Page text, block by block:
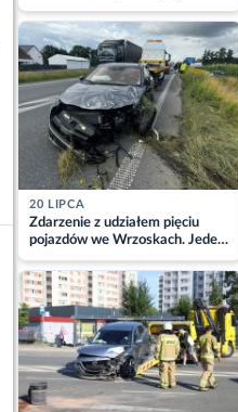
przez Bałtyk dla Piotra.
Aktualizacja
20 LIPCA
Zdarzenie z udziałem pięciu
pojazdów we Wrzoskach. Jeden
z kierowców zabrany w
kajdankach